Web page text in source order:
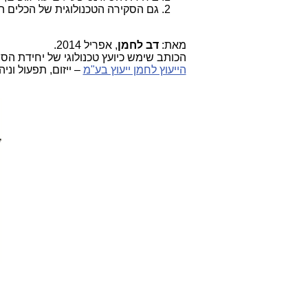
גם הסקירה הטכנולוגית של
מאת:דב לחמן, אפריל 2014.
הכותב שימש כיועץ טכנולוגי של יחידת הסיגינט של
הייעוץ לחמן ייעוץ בע"מ – ייזום, תפעול